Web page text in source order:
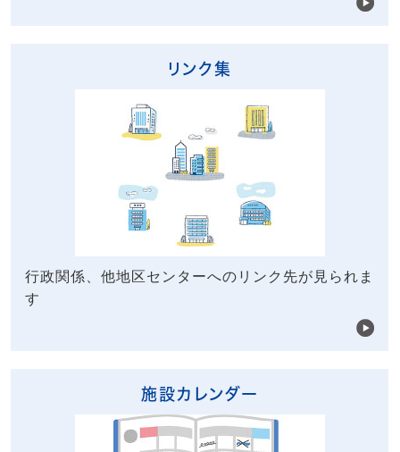
リンク集
行政関係、他地区センターへのリンク先が見られま
す
施設カレンダー